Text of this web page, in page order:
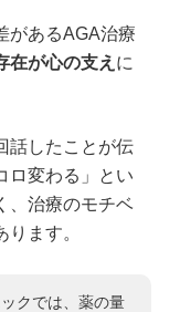
があるAGA治療
在が心の支え に
話したことが伝
ロ変わる」とい
、治療のモチベ
ます。
クでは、薬の量